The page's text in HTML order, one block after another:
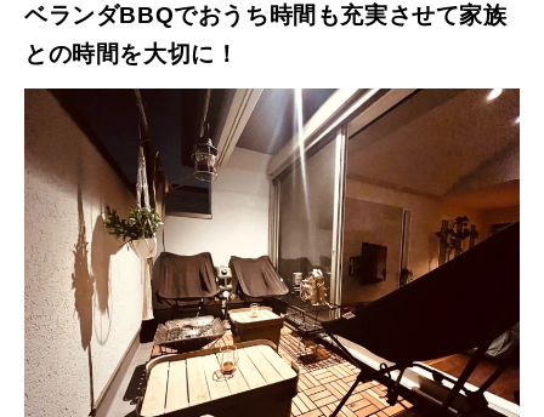
ベランダBBQでおうち時間も充実させて家族
との時間を大切に！